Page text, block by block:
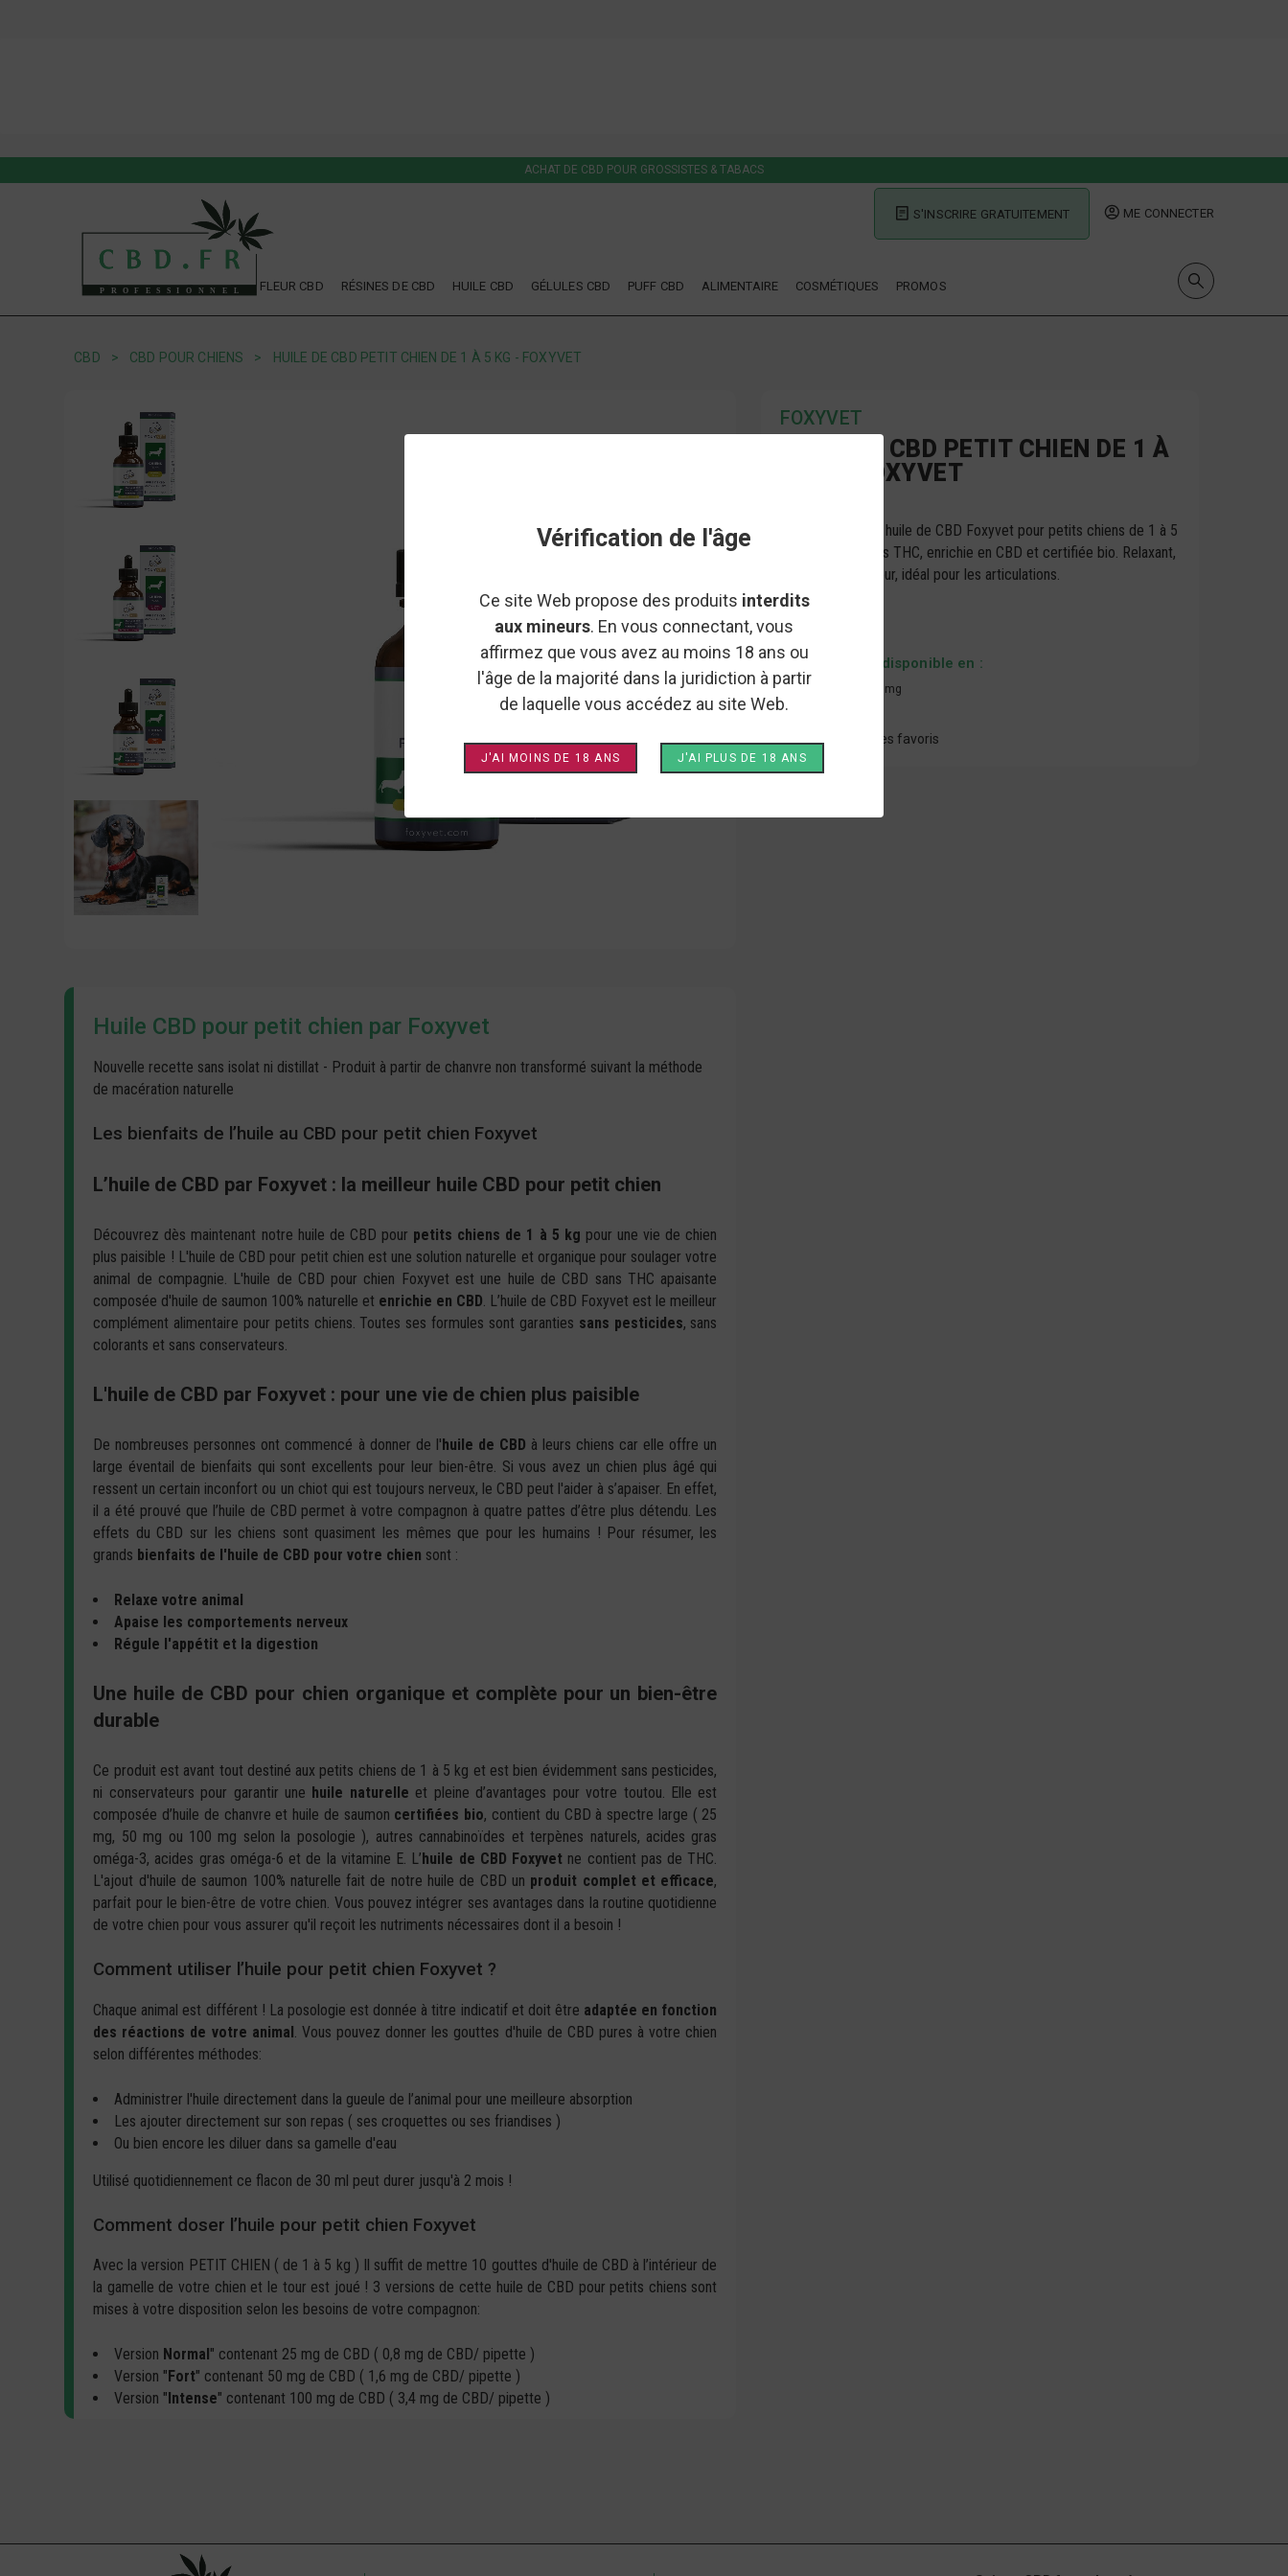
Vérification de l'âge
Ce site Web propose des produits interdits
aux mineurs. En vous connectant, vous
affirmez que vous avez au moins 18 ans ou
l'âge de la majorité dans la juridiction à partir
de laquelle vous accédez au site Web.
J'AI MOINS DE 18 ANS J'AI PLUS DE 18 ANS
ACHAT DE CBD POUR GROSSISTES & TABACS
S'INSCRIRE GRATUITEMENT ME CONNECTER
FLEUR CBD RÉSINES DE CBD HUILE CBD GÉLULES CBD PUFF CBD ALIMENTAIRE COSMÉTIQUES PROMOS
CBD CBD POUR CHIENS HUILE DE CBD PETIT CHIEN DE 1 À 5 KG - FOXYVET
Huile CBD pour petit chien par Foxyvet
Nouvelle recette sans isolat ni distillat - Produit à partir de chanvre non transformé suivant la méthode
de macération naturelle
Les bienfaits de l’huile au CBD pour petit chien Foxyvet
L’huile de CBD par Foxyvet : la meilleur huile CBD pour petit chien
Découvrez dès maintenant notre huile de CBD pour petits chiens de 1 à 5 kg pour une vie de chien
plus paisible ! L'huile de CBD pour petit chien est une solution naturelle et organique pour soulager votre
animal de compagnie. L'huile de CBD pour chien Foxyvet est une huile de CBD sans THC apaisante
composée d'huile de saumon 100% naturelle et enrichie en CBD . L’huile de CBD Foxyvet est le meilleur
complément alimentaire pour petits chiens. Toutes ses formules sont garanties sans pesticides, sans
colorants et sans conservateurs.
L'huile de CBD par Foxyvet : pour une vie de chien plus paisible
De nombreuses personnes ont commencé à donner de l'huile de CBD à leurs chiens car elle offre un
large éventail de bienfaits qui sont excellents pour leur bien-être. Si vous avez un chien plus âgé qui
ressent un certain inconfort ou un chiot qui est toujours nerveux, le CBD peut l'aider à s’apaiser. En effet,
il a été prouvé que l’huile de CBD permet à votre compagnon à quatre pattes d’être plus détendu. Les
effets du CBD sur les chiens sont quasiment les mêmes que pour les humains ! Pour résumer, les
grands bienfaits de l'huile de CBD pour votre chien sont :
Relaxe votre animal
Apaise les comportements nerveux
Régule l'appétit et la digestion
Une huile de CBD pour chien organique et complète pour un bien-être
durable
Ce produit est avant tout destiné aux petits chiens de 1 à 5 kg et est bien évidemment sans pesticides,
ni conservateurs pour garantir une huile naturelle et pleine d’avantages pour votre toutou. Elle est
composée d’huile de chanvre et huile de saumon certifiées bio, contient du CBD à spectre large ( 25
mg, 50 mg ou 100 mg selon la posologie ), autres cannabinoïdes et terpènes naturels, acides gras
oméga-3, acides gras oméga-6 et de la vitamine E. L’huile de CBD Foxyvet ne contient pas de THC.
L'ajout d'huile de saumon 100% naturelle fait de notre huile de CBD un produit complet et efficace,
parfait pour le bien-être de votre chien. Vous pouvez intégrer ses avantages dans la routine quotidienne
de votre chien pour vous assurer qu'il reçoit les nutriments nécessaires dont il a besoin !
Comment utiliser l’huile pour petit chien Foxyvet ?
Chaque animal est différent ! La posologie est donnée à titre indicatif et doit être adaptée en fonction
des réactions de votre animal . Vous pouvez donner les gouttes d'huile de CBD pures à votre chien
selon différentes méthodes:
Administrer l'huile directement dans la gueule de l’animal pour une meilleure absorption
Les ajouter directement sur son repas ( ses croquettes ou ses friandises )
Ou bien encore les diluer dans sa gamelle d'eau
Utilisé quotidiennement ce flacon de 30 ml peut durer jusqu'à 2 mois !
Comment doser l’huile pour petit chien Foxyvet
Avec la version PETIT CHIEN ( de 1 à 5 kg ) Il suffit de mettre 10 gouttes d'huile de CBD à l’intérieur de
la gamelle de votre chien et le tour est joué ! 3 versions de cette huile de CBD pour petits chiens sont
mises à votre disposition selon les besoins de votre compagnon:
Version Normal " contenant 25 mg de CBD ( 0,8 mg de CBD/ pipette )
Version " Fort" contenant 50 mg de CBD ( 1,6 mg de CBD/ pipette )
Version " Intense" contenant 100 mg de CBD ( 3,4 mg de CBD/ pipette )
FOXYVET
HUILE DE CBD PETIT CHIEN DE 1 À
5 KG - FOXYVET
Découvrez notre huile de CBD Foxyvet pour petits chiens de 1 à 5
kg : naturelle, sans THC, enrichie en CBD et certifiée bio. Relaxant,
apaisant, régulateur, idéal pour les articulations.
Ce produit est disponible en :
25mg 100mg
Ajouter à mes favoris